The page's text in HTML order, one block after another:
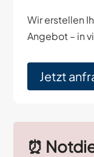
Wir erstellen
Angebot – in
Jetzt
⏰